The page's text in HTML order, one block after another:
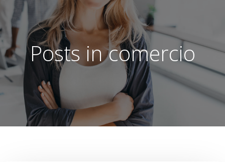
Posts in comercio